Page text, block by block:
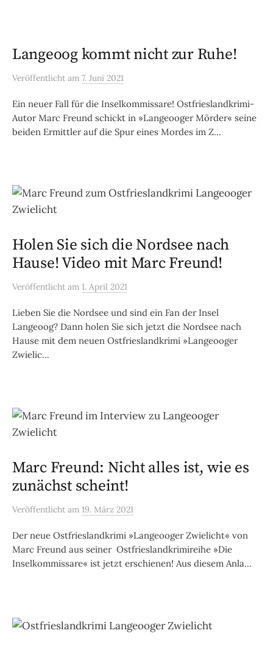
Langeoog kommt nicht zur Ruhe!
Veröffentlicht am 7. Juni 2021
Ein neuer Fall für die Inselkommissare! Ostfrieslandkrimi-
Autor Marc Freund schickt in »Langeooger Mörder« seine
beiden Ermittler auf die Spur eines Mordes im Z...
Holen Sie sich die Nordsee nach
Hause! Video mit Marc Freund!
Veröffentlicht am 1. April 2021
Lieben Sie die Nordsee und sind ein Fan der Insel
Langeoog? Dann holen Sie sich jetzt die Nordsee nach
Hause mit dem neuen Ostfrieslandkrimi »Langeooger
Zwielic...
Marc Freund: Nicht alles ist, wie es
zunächst scheint!
Veröffentlicht am 19. März 2021
Der neue Ostfrieslandkrimi »Langeooger Zwielicht« von
Marc Freund aus seiner Ostfrieslandkrimireihe »Die
Inselkommissare« ist jetzt erschienen! Aus diesem Anla...